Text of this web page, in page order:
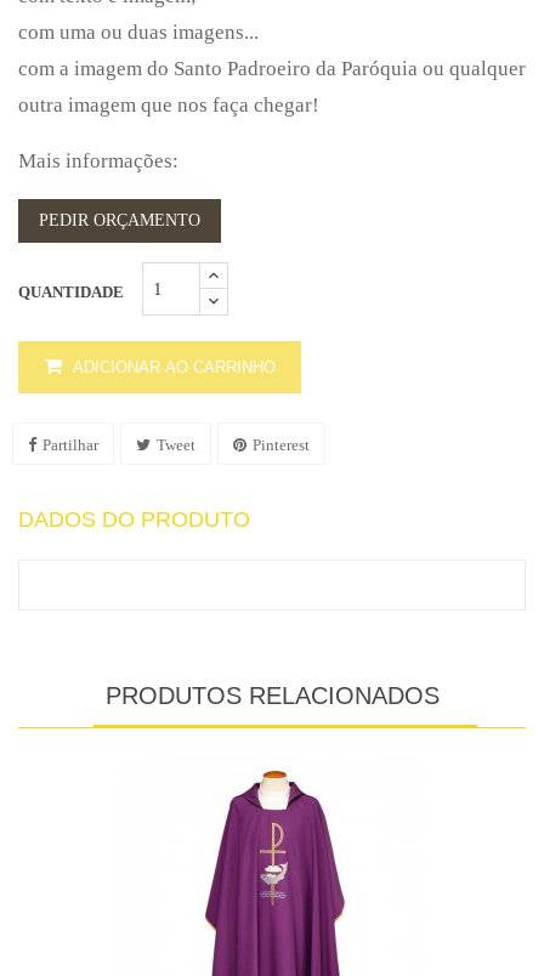
com uma ou duas imagens...
com a imagem do Santo Padroeiro da Paróquia ou qualquer
outra imagem que nos faça chegar!
Mais informações:
PEDIR ORÇAMENTO
QUANTIDADE
ADICIONAR AO CARRINHO
Partilhar Tweet Pinterest
DADOS DO PRODUTO
PRODUTOS RELACIONADOS